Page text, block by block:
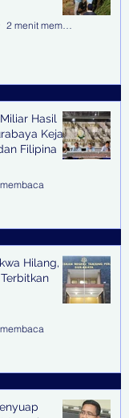
Hasil
Kejar
Filipina
Hilang,